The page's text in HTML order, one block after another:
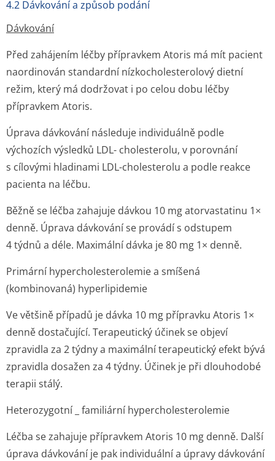
4.2 Dávkování a způsob podání
Dávkování
Před zahájením léčby přípravkem Atoris má mít pacient
naordinován standardní nízkocholesterolový dietní
režim, který má dodržovat i po celou dobu léčby
přípravkem Atoris.
Úprava dávkování následuje individuálně podle
výchozích výsledků LDL- cholesterolu, v porovnání
s cílovými hladinami LDL-cholesterolu a podle reakce
pacienta na léčbu.
Běžně se léčba zahajuje dávkou 10 mg atorvastatinu 1×
denně. Úprava dávkování se provádí s odstupem
4 týdnů a déle. Maximální dávka je 80 mg 1× denně.
Primární hypercholeste­rolemie a smíšená
(kombinovaná) hyperlipidemie
Ve většině případů je dávka 10 mg přípravku Atoris 1×
denně dostačující. Terapeutický účinek se objeví
zpravidla za 2 týdny a maximální terapeutický efekt bývá
zpravidla dosažen za 4 týdny. Účinek je při dlouhodobé
terapii stálý.
Heterozygotní _ familiární hypercholeste­rolemie
Léčba se zahajuje přípravkem Atoris 10 mg denně. Další
úprava dávkování je pak individuální a úpravy dávkování